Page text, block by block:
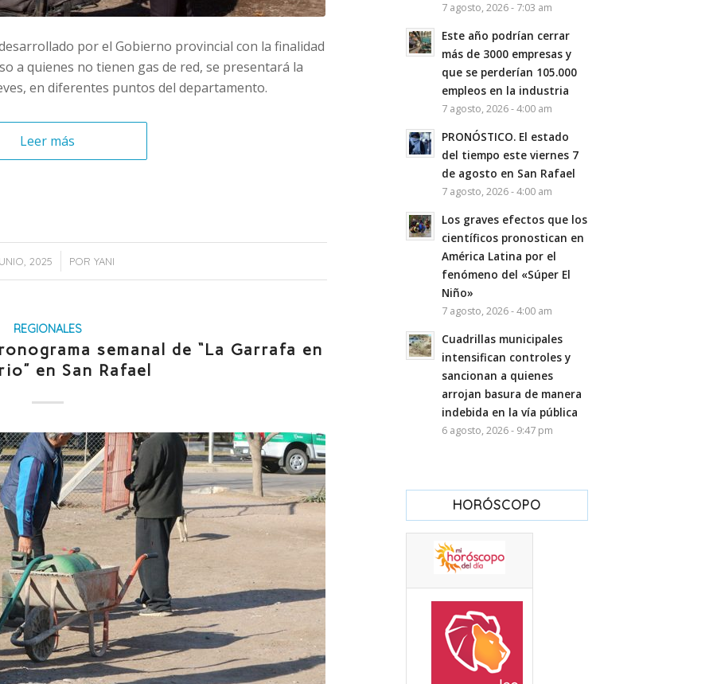
por el Gobierno provincial con la finalidad
a quienes no tienen gas de red, se presentará la
en diferentes puntos del departamento.
Leer más
2025
/ POR YANI
REGIONALES
semanal de “La Garrafa en
en San Rafael
7 agosto, 2026 - 7:03 am
Este año podrían cerrar
más de 3000 empresas y
que se perderían 105.000
empleos en la industria
7 agosto, 2026 - 4:00 am
PRONÓSTICO. El estado
del tiempo este viernes 7
de agosto en San Rafael
7 agosto, 2026 - 4:00 am
Los graves efectos que los
científicos pronostican en
América Latina por el
fenómeno del «Súper El
Niño»
7 agosto, 2026 - 4:00 am
Cuadrillas municipales
intensifican controles y
sancionan a quienes
arrojan basura de manera
indebida en la vía pública
6 agosto, 2026 - 9:47 pm
HORÓSCOPO